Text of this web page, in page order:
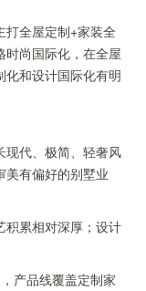
打全屋定制+家装全
时尚国际化，在全屋
化和设计国际化有明
现代、极简、轻奢风
美有偏好的别墅业
积累相对深厚；设计
产品线覆盖定制家